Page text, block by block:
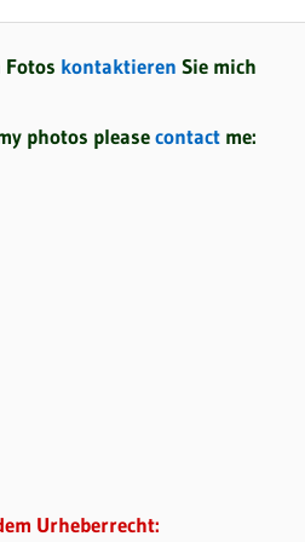
Fotos kontaktieren Sie mich
photos pleasecontact me:
Urheberrecht: